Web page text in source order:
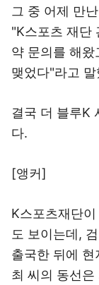
그 중 어제 만
"K스포츠 재단
약 문의를 해
맺었다"라고
결국 더 블루K
다.
[앵커]
K스포츠재단
도 보이는데,
출국한 뒤에
최 씨의 동선